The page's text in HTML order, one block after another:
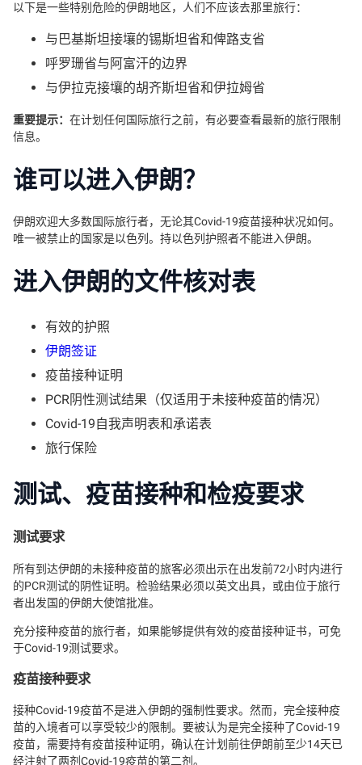
以下是一些特别危险的伊朗地区，人们不应该去那里旅行：
与巴基斯坦接壤的锡斯坦省和俾路支省
呼罗珊省与阿富汗的边界
与伊拉克接壤的胡齐斯坦省和伊拉姆省
重要提示： 在计划任何国际旅行之前，有必要查看最新的旅行限制
信息。
谁可以进入伊朗？
伊朗欢迎大多数国际旅行者，无论其Covid-19疫苗接种状况如何。
唯一被禁止的国家是以色列。持以色列护照者不能进入伊朗。
进入伊朗的文件核对表
有效的护照
伊朗签证
疫苗接种证明
PCR阴性测试结果（仅适用于未接种疫苗的情况）
Covid-19自我声明表和承诺表
旅行保险
测试、疫苗接种和检疫要求
测试要求
所有到达伊朗的未接种疫苗的旅客必须出示在出发前72小时内进行
的PCR测试的阴性证明。检验结果必须以英文出具，或由位于旅行
者出发国的伊朗大使馆批准。
充分接种疫苗的旅行者，如果能够提供有效的疫苗接种证书，可免
于Covid-19测试要求。
疫苗接种要求
接种Covid-19疫苗不是进入伊朗的强制性要求。然而，完全接种疫
苗的入境者可以享受较少的限制。要被认为是完全接种了Covid-19
疫苗，需要持有疫苗接种证明，确认在计划前往伊朗前至少14天已
经注射了两剂Covid-19疫苗的第二剂。